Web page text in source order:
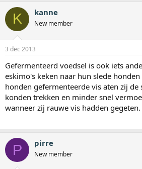
K kanne
New member
3 dec 2013
Gefermenteerd voedsel is ook iets
eskimo's keken naar hun slede
honden gefermenteerde vis aten zij de
konden trekken en minder snel
wanneer zij rauwe vis hadden gegeten.
P pirre
New member